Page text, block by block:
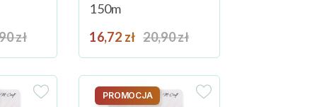
podstawowa
zł
150m
Cena
16,72 zł Cena podstawowa
20,90 zł
PROMOCJA